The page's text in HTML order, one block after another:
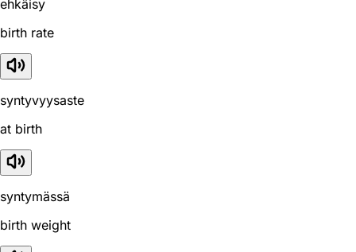
ehkäisy
birth rate
syntyvyysaste
at birth
syntymässä
birth weight